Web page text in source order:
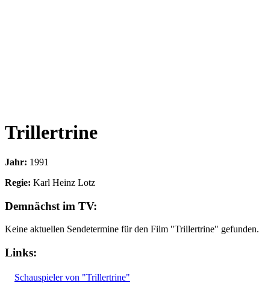
Trillertrine
Jahr: 1991
Regie: Karl Heinz Lotz
Demnächst im TV:
Keine aktuellen Sendetermine für den Film "Trillertrine" gefunden.
Links:
Schauspieler von "Trillertrine"